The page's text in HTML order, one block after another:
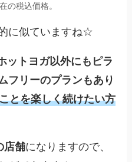
の税込価格。
に似ていますね☆
ットヨガ以外にもピラ
フリーのプランもあり
とを楽しく続けたい方
店舗になりますので、